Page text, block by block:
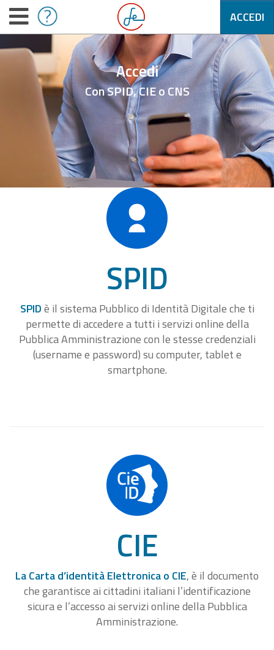
ACCEDI
Accedi
Con SPID, CIE o CNS
SPID
SPIDè il sistema Pubblico di Identità Digitale che ti
permette di accedere a tutti i servizi online della
Pubblica Amministrazione con le stesse credenziali
(username e password) su computer, tablet e
smartphone.
CIE
La Carta d’identità Elettronica o CIE, è il documento
che garantisce ai cittadini italiani l’identificazione
sicura e l’accesso ai servizi online della Pubblica
Amministrazione.